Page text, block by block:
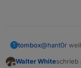
T tombox@hant0r
Walter Whiteschrieb
zuletzt